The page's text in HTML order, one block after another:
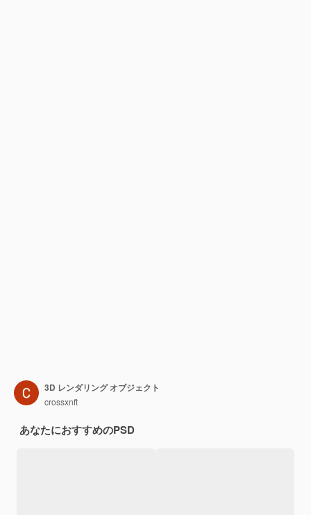
3D レンダリング オブジェクト
crossxnft
あなたにおすすめのPSD